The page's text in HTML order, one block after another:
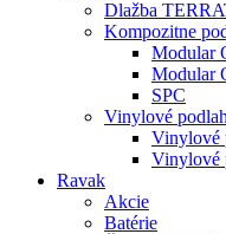
Dlažba
Kompozitne
Modular
Modular
SPC
Vinylové
Vinylové
Vinylové
Ravak
Akcie
Batérie